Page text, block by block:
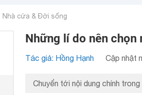
Nhà cửa & Đời sống
Những lí do nên
Tác giả: Hồng Hạnh Cập nhật
Chuyển tới nội dung chính trong